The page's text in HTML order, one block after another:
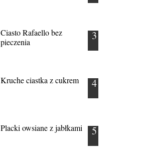
Ciasto Rafaello bez
pieczenia
Kruche ciastka z cukrem
Placki owsiane z jabłkami